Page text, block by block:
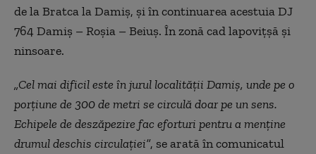
de la Bratca la Damiș, și în continuarea acestuia DJ
764 Damiș – Roșia – Beiuș. În zonă cad lapovițșă și
ninsoare.
„Cel mai dificil este în jurul localității Damiș, unde pe o
porțiune de 300 de metri se circulă doar pe un sens.
Echipele de deszăpezire fac eforturi pentru a menține
drumul deschis circulației”, se arată în comunicatul